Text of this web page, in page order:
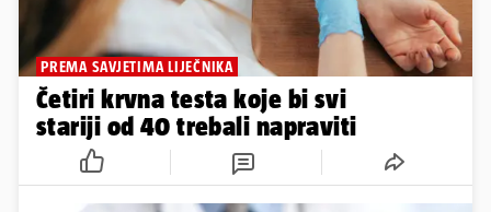
PREMA SAVJETIMA LIJEČNIKA
Četiri krvna testa koje bi svi
stariji od 40 trebali napraviti